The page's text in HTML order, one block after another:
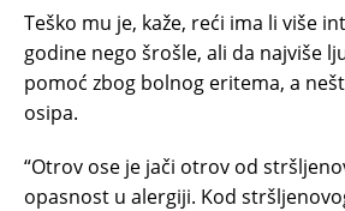
Teško mu je, kaže, reći ima li više
godine nego šrošle, ali da najviše
pomoć zbog bolnog eritema, a
osipa.
“Otrov ose je jači otrov od
opasnost u alergiji. Kod